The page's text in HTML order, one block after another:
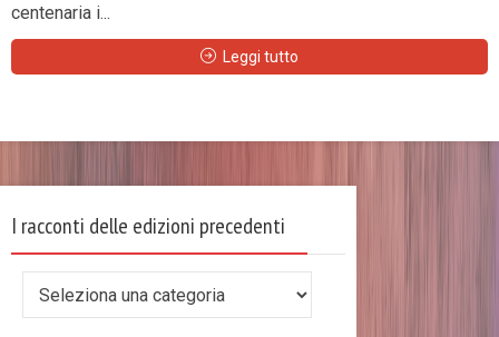
centenaria i...
Leggi tutto
I racconti delle edizioni precedenti